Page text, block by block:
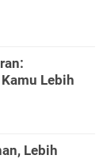
Lebih
Lebih